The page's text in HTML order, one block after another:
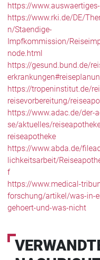
https://
https://www.rki.de/DE/
n/Staendige-
Impfkommission/
node.html
https://gesund.bund.de/
https://tropeninstitut.de/
reisevorbereitung/
https://www.adac.de/der-
se/aktuelles/
reiseapotheke
https://www.abda.de/
lichkeitsarbeit/
f
https://www.medical-
forschung/artikel/was-in-
gehoert-und-was-nicht